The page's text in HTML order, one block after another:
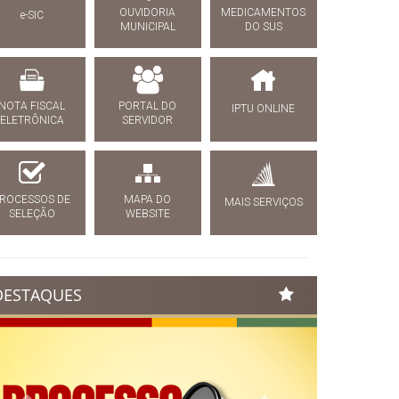
e-SIC
OUVIDORIA
MUNICIPAL
MEDICAMENTOS
DO SUS
FISCAL
ELETRÔNICA
PORTAL DO
SERVIDOR
IPTU ONLINE
DE
SELEÇÃO
MAPA DO
WEBSITE
MAIS SERVIÇOS